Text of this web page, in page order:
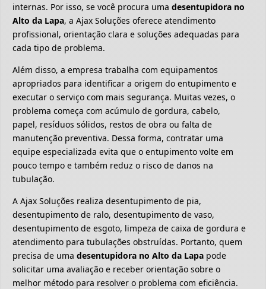
internas. Por isso, se você procura uma desentupidora no
Alto da Lapa, a Ajax Soluções oferece atendimento
profissional, orientação clara e soluções adequadas para
cada tipo de problema.
Além disso, a empresa trabalha com equipamentos
apropriados para identificar a origem do entupimento e
executar o serviço com mais segurança. Muitas vezes, o
problema começa com acúmulo de gordura, cabelo,
papel, resíduos sólidos, restos de obra ou falta de
manutenção preventiva. Dessa forma, contratar uma
equipe especializada evita que o entupimento volte em
pouco tempo e também reduz o risco de danos na
tubulação.
A Ajax Soluções realiza desentupimento de pia,
desentupimento de ralo, desentupimento de vaso,
desentupimento de esgoto, limpeza de caixa de gordura e
atendimento para tubulações obstruídas. Portanto, quem
precisa de uma desentupidora no Alto da Lapa pode
solicitar uma avaliação e receber orientação sobre o
melhor método para resolver o problema com eficiência.